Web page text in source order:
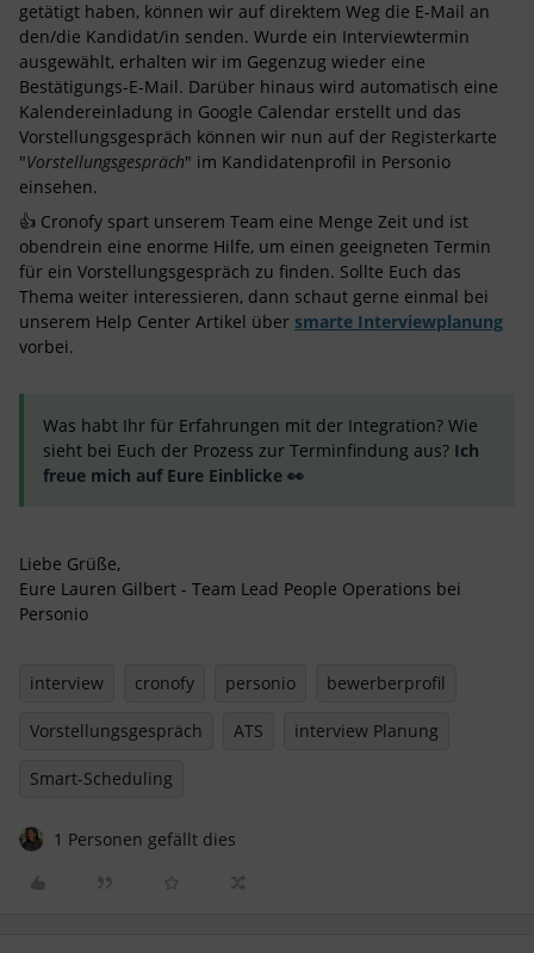
getätigt haben, können wir auf direktem Weg die E-Mail an
den/die Kandidat/in senden. Wurde ein Interviewtermin
ausgewählt, erhalten wir im Gegenzug wieder eine
Bestätigungs-E-Mail. Darüber hinaus wird automatisch eine
Kalendereinladung in Google Calendar erstellt und das
Vorstellungsgespräch können wir nun auf der Registerkarte
"Vorstellungsgespräch" im Kandidatenprofil in Personio
einsehen.
👍 Cronofy spart unserem Team eine Menge Zeit und ist
obendrein eine enorme Hilfe, um einen geeigneten Termin
für ein Vorstellungsgespräch zu finden. Sollte Euch das
Thema weiter interessieren, dann schaut gerne einmal bei
unserem Help Center Artikel über smarte Interviewplanung
vorbei.
Was habt Ihr für Erfahrungen mit der Integration? Wie
sieht bei Euch der Prozess zur Terminfindung aus? Ich
freue mich auf Eure Einblicke 👀
Liebe Grüße,
Eure Lauren Gilbert - Team Lead People Operations bei
Personio
interview cronofy personio bewerberprofil
Vorstellungsgespräch ATS interview Planung
Smart-Scheduling
1 Personen gefällt dies